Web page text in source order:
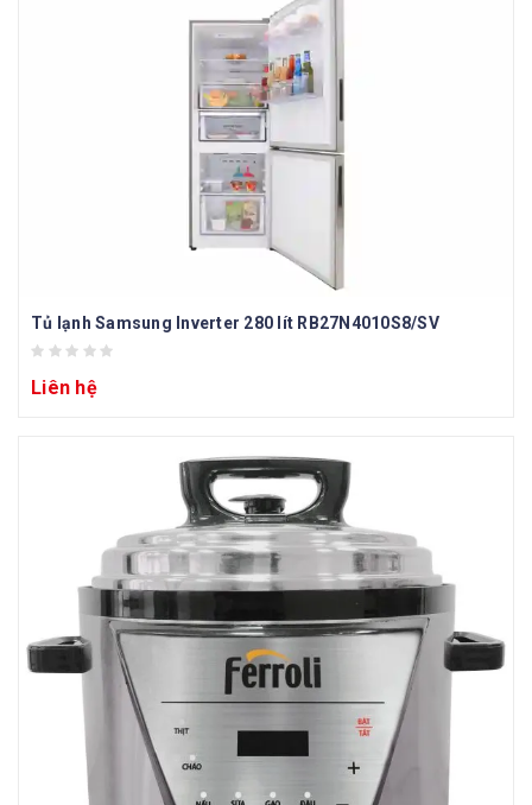
Tủ lạnh Samsung Inverter 280 lít RB27N4010S8/SV
Liên hệ